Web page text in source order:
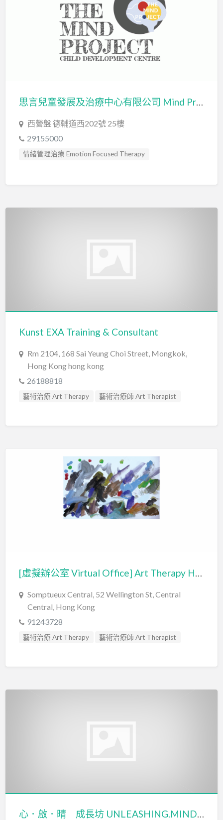
思言兒童發展及治療中心有限公司 Mind Project Limited
西營盤 德輔道西202號 25樓
29155000
情緒管理治療 Emotion Focused Therapy
言語治療師 Speech Therapist
Kunst EXA Training & Consultant
Rm 2104, 168 Sai Yeung Choi Street, Mongkok,
Hong Kong hong kong
26188818
藝術治療 Art Therapy 藝術治療師 Art Therapist
[虛擬辦公室 Virtual Office] Art Therapy Hong Kong
Somptueux Central, 52 Wellington St, Central
Central, Hong Kong
91243728
藝術治療 Art Therapy 藝術治療師 Art Therapist
心．啟．晴 成長坊 UNLEASHING.MIND GROWTH PLACE